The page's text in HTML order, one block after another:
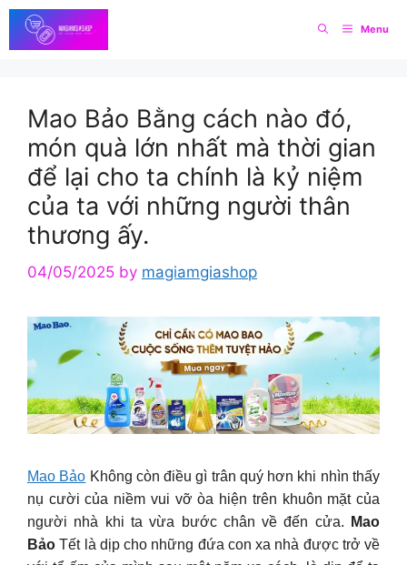
Skip
to
content
Menu
Mao Bảo Bằng cách nào đó,
món quà lớn nhất mà thời gian
để lại cho ta chính là kỷ niệm
của ta với những người thân
thương ấy.
04/05/2025 by magiamgiashop
Mao Bảo Không còn điều gì trân quý hơn khi nhìn thấy
nụ cười của niềm vui vỡ òa hiện trên khuôn mặt của
người nhà khi ta vừa bước chân về đến cửa.
Mao
BảoTết là dịp cho những đứa con xa nhà được trở về